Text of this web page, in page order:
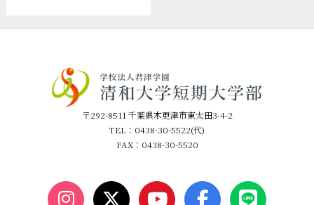
〒292-8511 千葉県木更津市東太田3-4-2
TEL：0438-30-5522(代)
FAX：0438-30-5520